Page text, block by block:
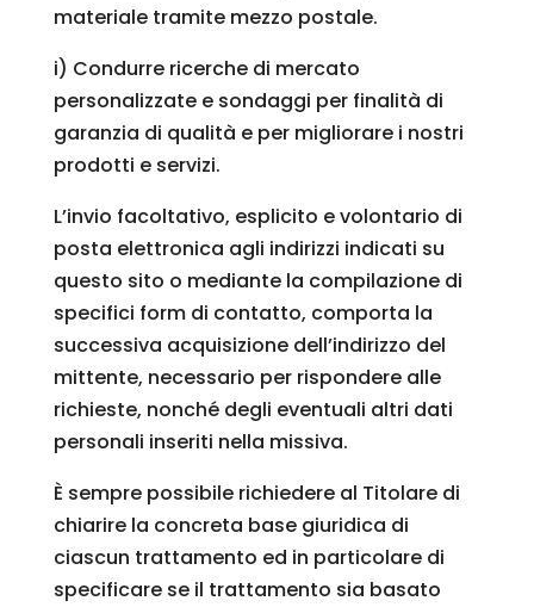
materiale tramite mezzo postale.
i) Condurre ricerche di mercato
personalizzate e sondaggi per finalità di
garanzia di qualità e per migliorare i nostri
prodotti e servizi.
L’invio facoltativo, esplicito e volontario di
posta elettronica agli indirizzi indicati su
questo sito o mediante la compilazione di
specifici form di contatto, comporta la
successiva acquisizione dell’indirizzo del
mittente, necessario per rispondere alle
richieste, nonché degli eventuali altri dati
personali inseriti nella missiva.
È sempre possibile richiedere al Titolare di
chiarire la concreta base giuridica di
ciascun trattamento ed in particolare di
specificare se il trattamento sia basato